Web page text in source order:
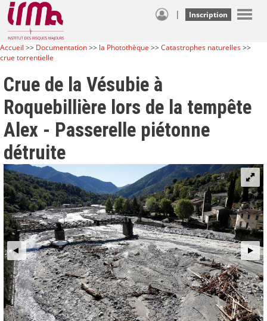
| Inscription
Accueil >> Documentation>> la Photothèque >>Catastrophes naturelles>>
crue torrentielle
Crue de la Vésubie à
Roquebillière lors de la tempête
Alex - Passerelle piétonne
détruite